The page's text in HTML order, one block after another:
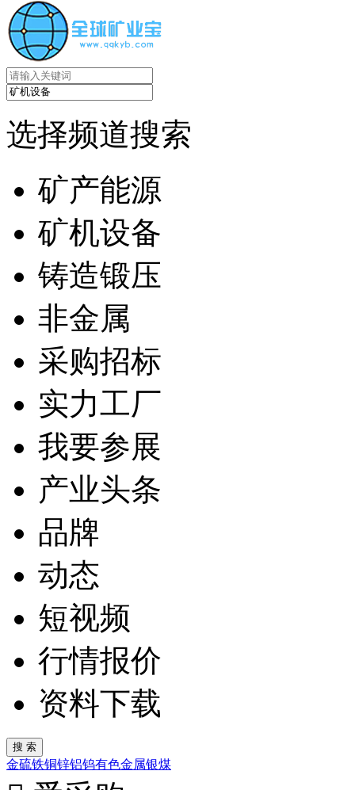
选择频道搜索
矿产能源
矿机设备
铸造锻压
非金属
采购招标
实力工厂
我要参展
产业头条
品牌
动态
短视频
行情报价
资料下载
金硫铁铜锌铝钨有色金属银煤